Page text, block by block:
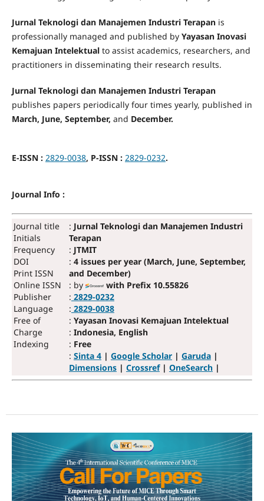
Jurnal Teknologi dan Manajemen Industri Terapan is
professionally managed and published by Yayasan Inovasi
Kemajuan Intelektualto assist academics, researchers, and
practitioners in disseminating their research results.
Jurnal Teknologi dan Manajemen Industri Terapan
publishes papers periodically four times yearly, published in
March, June, September, and December.
E-ISSN : 2829-0038, P-ISSN : 2829-0232.
Journal Info :
Journal title
Initials
Frequency
DOI
Print ISSN
Online ISSN
Publisher
Language
Free of
Charge
Indexing
: Jurnal Teknologi dan Manajemen Industri
Terapan
: JTMIT
: 4 issues per year (March, June, September,
and December)
: by
with Prefix 10.55826
: 2829-0232
: 2829-0038
: Yayasan Inovasi Kemajuan Intelektual
: Indonesia, English
: Free
: Sinta 4| Google Scholar| Garuda|
Dimensions| Crossref | OneSearch|